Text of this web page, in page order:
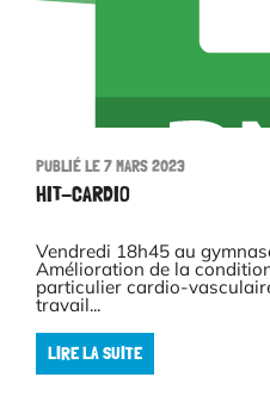
PUBLIÉ LE 7 MARS 2023
HIT-CARDIO
Vendredi 18h45 au
Amélioration de la
particulier cardio-
travail...
LIRE LA SUITE